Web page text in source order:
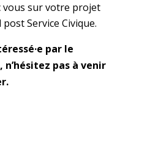
vous sur votre projet
Service Civique.
par le
n’hésitez pas à venir